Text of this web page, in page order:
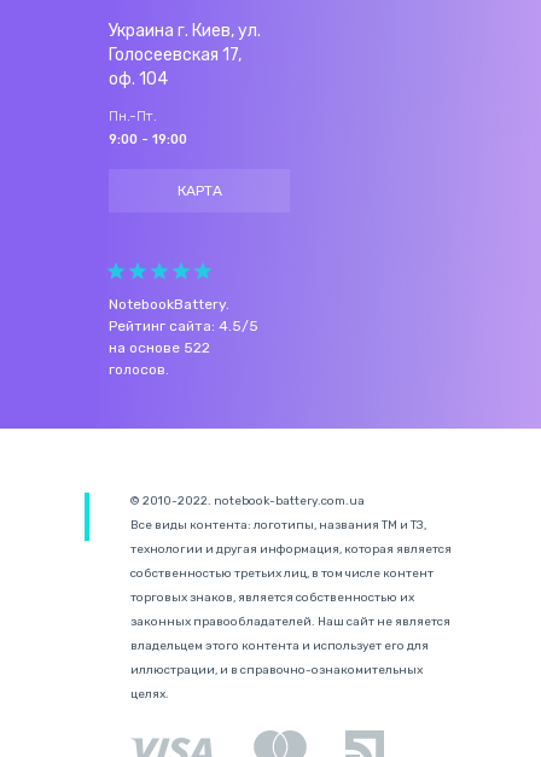
Украина г. Киев, ул.
Голосеевская 17,
оф. 104
Пн.-Пт.
9:00 - 19:00
КАРТА
NotebookBattery.
Рейтинг сайта: 4.5/5
на основе 522
голосов.
© 2010-2022. notebook-battery.com.ua
Все виды контента: логотипы, названия ТМ и ТЗ,
технологии и другая информация, которая является
собственностью третьих лиц, в том числе контент
торговых знаков, является собственностью их
законных правообладателей. Наш сайт не является
владельцем этого контента и использует его для
иллюстрации, и в справочно-ознакомительных
целях.